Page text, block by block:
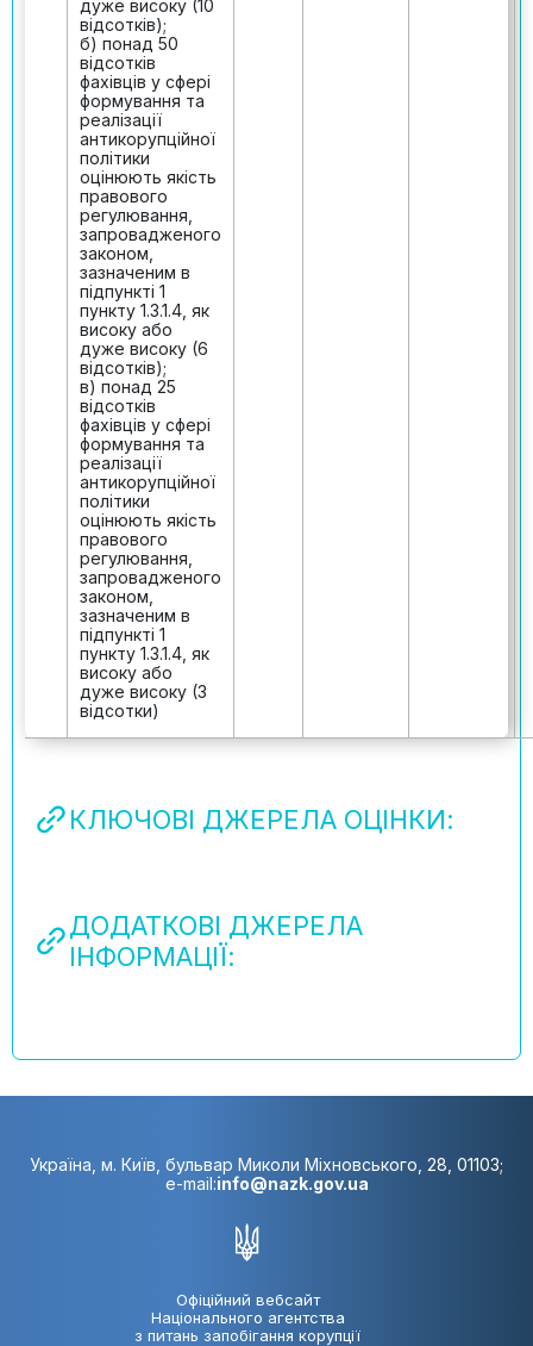
дуже високу (10
відсотків);
б) понад 50
відсотків
фахівців у сфері
формування та
реалізації
антикорупційної
політики
оцінюють якість
правового
регулювання,
запровадженого
законом,
зазначеним в
підпункті 1
пункту 1.3.1.4, як
високу або
дуже високу (6
відсотків);
в) понад 25
відсотків
фахівців у сфері
формування та
реалізації
антикорупційної
політики
оцінюють якість
правового
регулювання,
запровадженого
законом,
зазначеним в
підпункті 1
пункту 1.3.1.4, як
високу або
дуже високу (3
відсотки)
КЛЮЧОВІ ДЖЕРЕЛА ОЦІНКИ:
ДОДАТКОВІ ДЖЕРЕЛА
ІНФОРМАЦІЇ:
Україна, м. Київ, бульвар Миколи Міхновського, 28, 01103;
e-mail:info@nazk.gov.ua
Офіційний вебсайт
Національного агентства
з питань запобігання корупції